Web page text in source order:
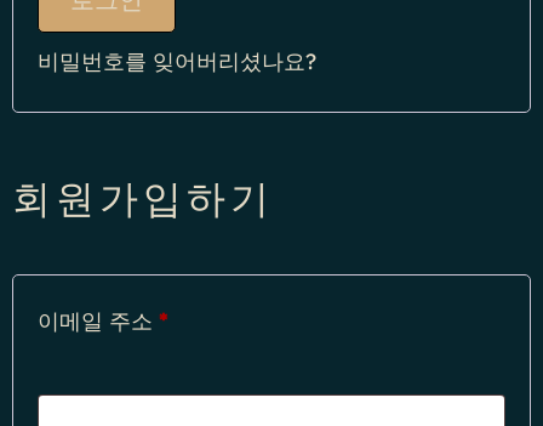
비밀번호를 잊어버리셨나요?
회원가입하기
이메일 주소 *